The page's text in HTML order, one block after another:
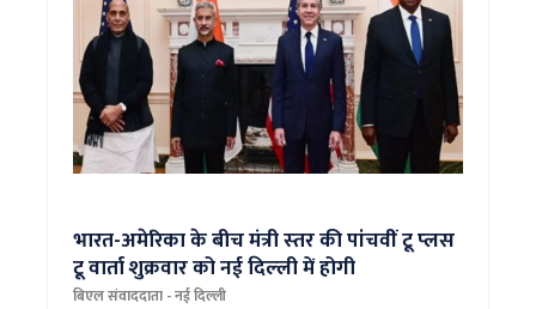
भारत-अमेरिका के बीच मंत्री स्‍तर की पांचवीं टू प्‍लस
टू वार्ता शुक्रवार को नई दिल्‍ली में होगी
बिएल संवाददाता - नई दिल्ली